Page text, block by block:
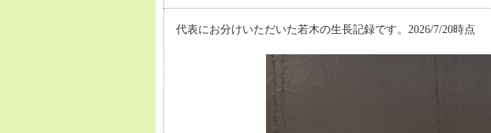
代表にお分けいただいた若木の生長記録です。2026/7/20時点